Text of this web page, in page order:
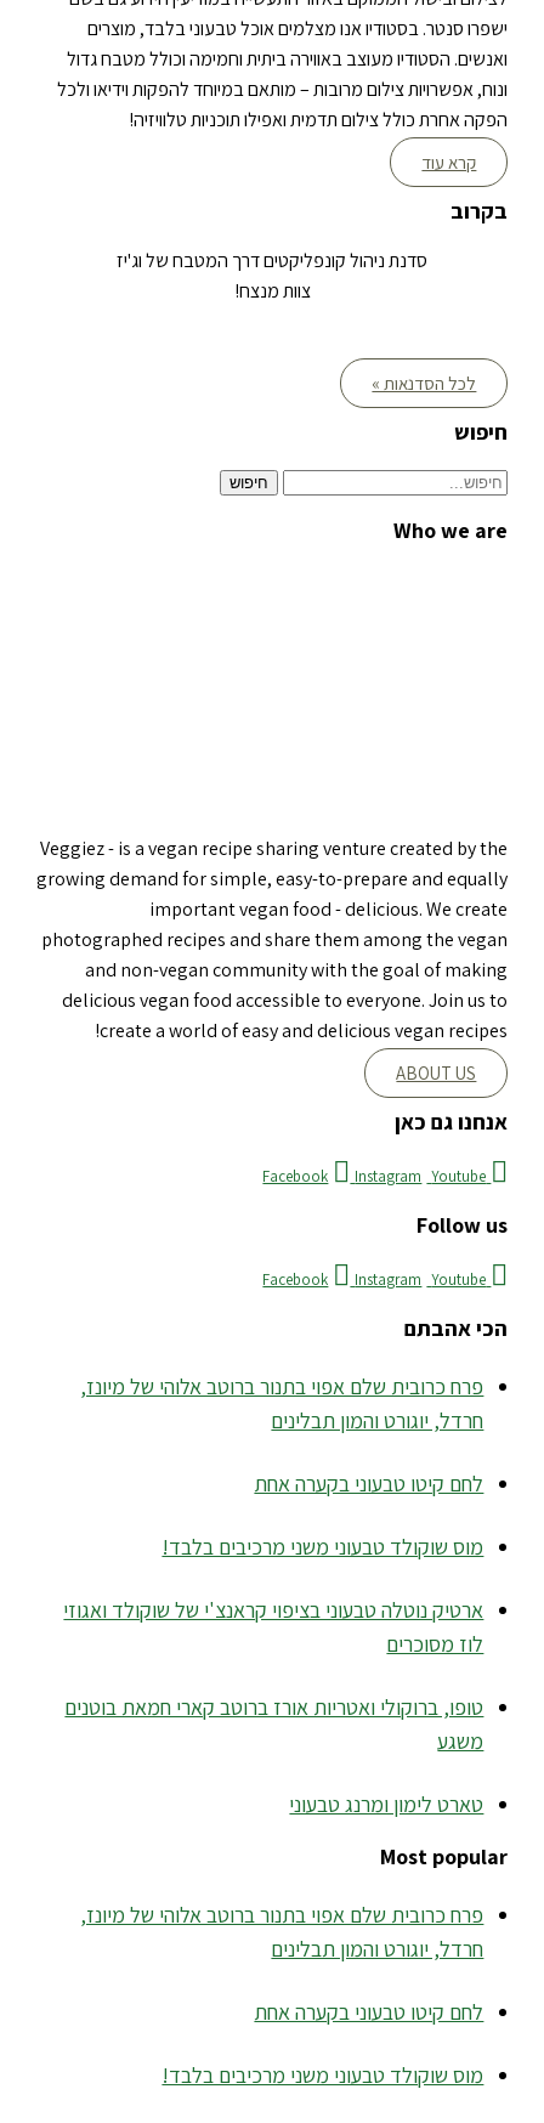
ישפרו סנטר. בסטודיו אנו מצלמים אוכל טבעוני בלבד, מוצרים
ואנשים. הסטודיו מעוצב באווירה ביתית וחמימה וכולל מטבח גדול
ונוח, אפשרויות צילום מרובות – מותאם במיוחד להפקות וידיאו ולכל
הפקה אחרת כולל צילום תדמית ואפילו תוכניות טלוויזיה!
קרא עוד
בקרוב
סדנת ניהול קונפליקטים דרך המטבח של וג'יז
צוות מנצח!
לכל הסדנאות »
חיפוש
Who we are
Veggiez - is a vegan recipe sharing venture created by the
growing demand for simple, easy-to-prepare and equally
important vegan food - delicious. We create
photographed recipes and share them among the vegan
and non-vegan community with the goal of making
delicious vegan food accessible to everyone. Join us to
create a world of easy and delicious vegan recipes!
ABOUT US
אנחנו גם כאן
Facebook Instagram Youtube
Follow us
Facebook Instagram Youtube
הכי אהבתם
פרח כרובית שלם אפוי בתנור ברוטב אלוהי של מיונז,
חרדל, יוגורט והמון תבלינים
לחם קיטו טבעוני בקערה אחת
מוס שוקולד טבעוני משני מרכיבים בלבד!
ארטיק נוטלה טבעוני בציפוי קראנצ'י של שוקולד ואגוזי
לוז מסוכרים
טופו, ברוקולי ואטריות אורז ברוטב קארי חמאת בוטנים
משגע
טארט לימון ומרנג טבעוני
Most popular
פרח כרובית שלם אפוי בתנור ברוטב אלוהי של מיונז,
חרדל, יוגורט והמון תבלינים
לחם קיטו טבעוני בקערה אחת
מוס שוקולד טבעוני משני מרכיבים בלבד!